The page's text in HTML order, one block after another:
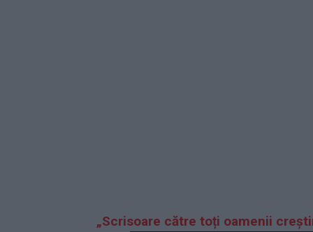
„Scrisoare către toți oamenii